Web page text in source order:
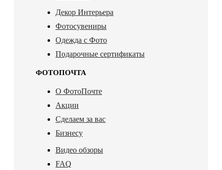
Декор Интерьера
Фотосувениры
Одежда с Фото
Подарочные сертификаты
ФОТОПОЧТА
О ФотоПочте
Акции
Сделаем за вас
Бизнесу
Видео обзоры
FAQ